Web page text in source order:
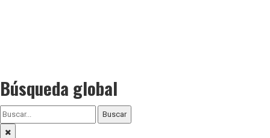
Búsqueda global
Buscar